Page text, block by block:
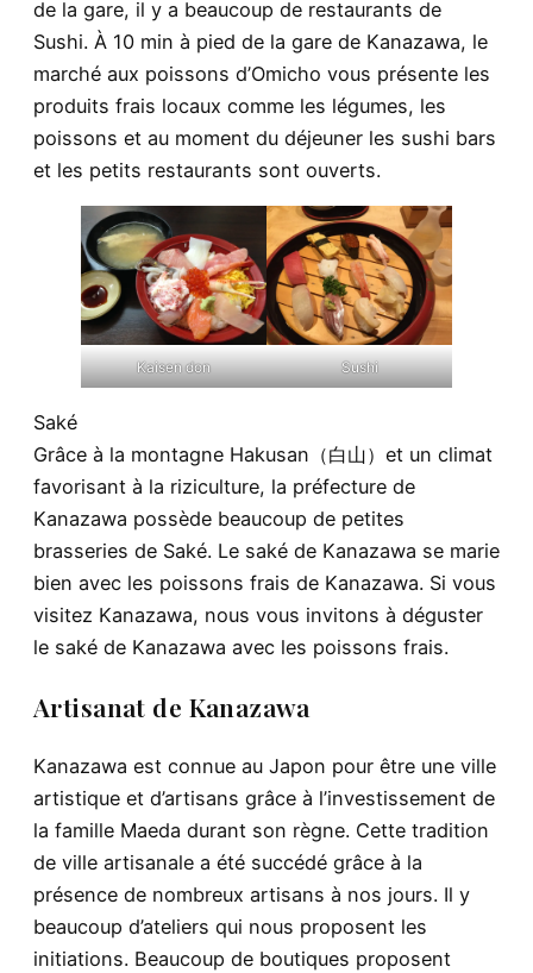
de la gare, il y a beaucoup de restaurants de
Sushi. À 10 min à pied de la gare de Kanazawa, le
marché aux poissons d’Omicho vous présente les
produits frais locaux comme les légumes, les
poissons et au moment du déjeuner les sushi bars
et les petits restaurants sont ouverts.
Kaisen don Sushi
Saké
Grâce à la montagne Hakusan（白山）et un climat
favorisant à la riziculture, la préfecture de
Kanazawa possède beaucoup de petites
brasseries de Saké. Le saké de Kanazawa se marie
bien avec les poissons frais de Kanazawa. Si vous
visitez Kanazawa, nous vous invitons à déguster
le saké de Kanazawa avec les poissons frais.
Artisanat de Kanazawa
Kanazawa est connue au Japon pour être une ville
artistique et d’artisans grâce à l’investissement de
la famille Maeda durant son règne. Cette tradition
de ville artisanale a été succédé grâce à la
présence de nombreux artisans à nos jours. Il y
beaucoup d’ateliers qui nous proposent les
initiations. Beaucoup de boutiques proposent